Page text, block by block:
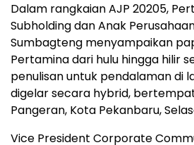
Dalam rangkaian AJP 20205,
Subholding dan Anak
Sumbagteng menyampaikan
Pertamina dari hulu hingga hilir
penulisan untuk pendalaman di
digelar secara hybrid,
Pangeran, Kota Pekanbaru,
Vice President Corporate